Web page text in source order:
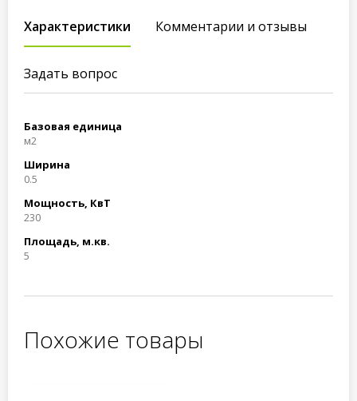
Характеристики Комментарии и отзывы
Задать вопрос
Базовая единица
м2
Ширина
0.5
Мощность, КвТ
230
Площадь, м.кв.
5
Похожие товары